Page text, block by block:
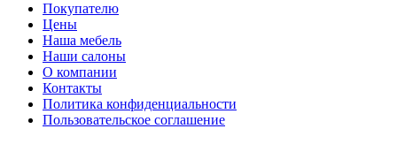
Покупателю
Цены
Наша мебель
Наши салоны
О компании
Контакты
Политика конфиденциальности
Пользовательское соглашение